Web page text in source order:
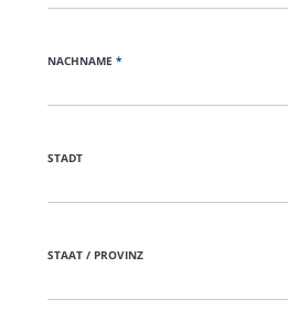
NACHNAME *
STADT
STAAT / PROVINZ